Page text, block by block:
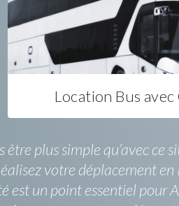
Location Bus
plus simple qu’avec ce
votre déplacement en
est un point essentiel pour